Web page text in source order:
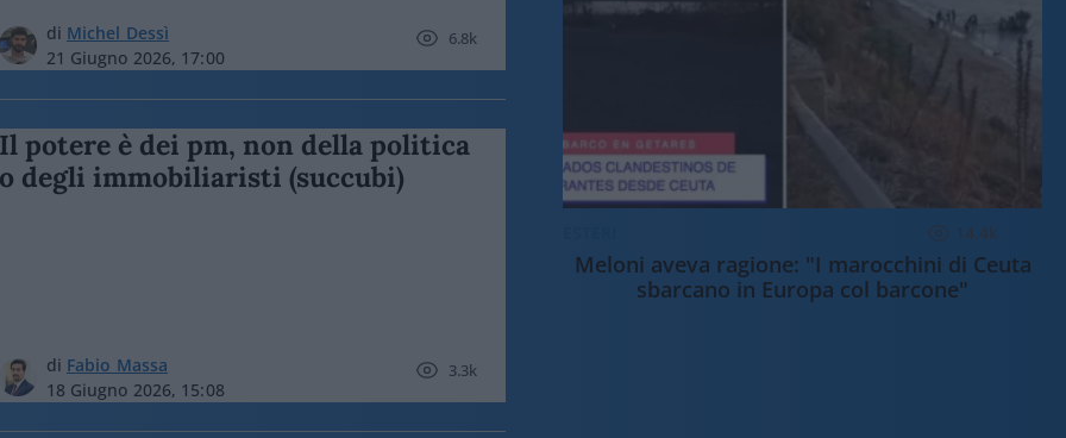
di Michel Dessì
21 Giugno 2026, 17:00
6.8k
Il potere è dei pm, non della politica
o degli immobiliaristi (succubi)
di Fabio Massa
18 Giugno 2026, 15:08
3.3k
14.4k
Meloni aveva ragione: "I marocchini di Ceuta
sbarcano in Europa col barcone"